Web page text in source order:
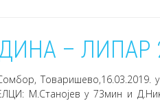
– ЛИПАР
Товаришево,16.03.2019.
М.Станојев у 73мин и